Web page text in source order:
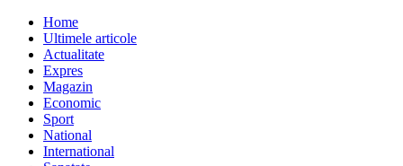
Home
Ultimele articole
Actualitate
Expres
Magazin
Economic
Sport
National
International